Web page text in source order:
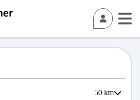
50 km